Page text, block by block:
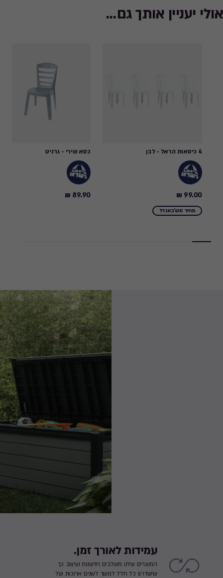
אולי יעניין אותך גם...
4 כיסאות הראל - לבן
99.00
₪
99.00 ₪
מחיר סט\באנדל
כסא שירי - גרניט
89.90
89.90 ₪
עמידות לאורך זמן.
המוצרים שלנו משלבים חדשנות ועיצוב כך
שישדרגו כל חלל למשך לשנים ארוכות של